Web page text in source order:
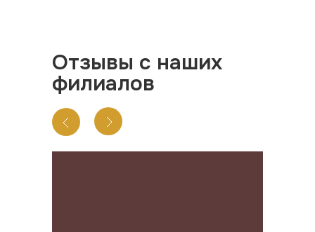
Отзывы с наших
филиалов